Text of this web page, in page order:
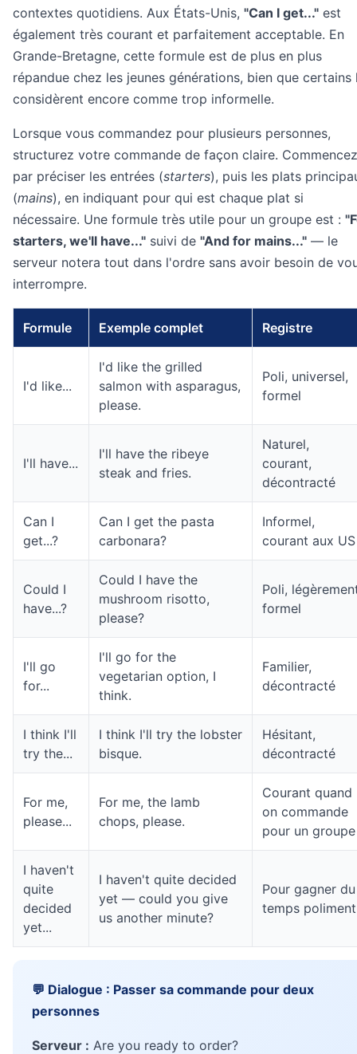
contextes quotidiens. Aux États-Unis, "Can I get..." est
également très courant et parfaitement acceptable. En
Grande-Bretagne, cette formule est de plus en plus
répandue chez les jeunes générations, bien que certains
considèrent encore comme trop informelle.
Lorsque vous commandez pour plusieurs personnes,
structurez votre commande de façon claire. Commencez
par préciser les entrées (starters), puis les plats
(mains), en indiquant pour qui est chaque plat si
nécessaire. Une formule très utile pour un groupe est :
starters, we'll have..." suivi de "And for mains..." — le
serveur notera tout dans l'ordre sans avoir besoin de
interrompre.
Formule Exemple complet Registre
I'd like...
I'd like the grilled
salmon with asparagus,
please.
Poli, universel,
formel
I'll have...
I'll have the ribeye
steak and fries.
Naturel,
courant,
décontracté
Can I
get...?
Can I get the pasta
carbonara?
Informel,
courant aux US
Could I
have...?
Could I have the
mushroom risotto,
please?
Poli,
formel
I'll go
for...
I'll go for the
vegetarian option, I
think.
Familier,
décontracté
I think I'll
try the...
I think I'll try the lobster
bisque.
Hésitant,
décontracté
For me,
please...
For me, the lamb
chops, please.
Courant quand
on commande
pour un groupe
I haven't
quite
decided
yet...
I haven't quite decided
yet — could you give
us another minute?
Pour gagner du
temps poliment
💬 Dialogue : Passer sa commande pour deux
personnes
Serveur : Are you ready to order?